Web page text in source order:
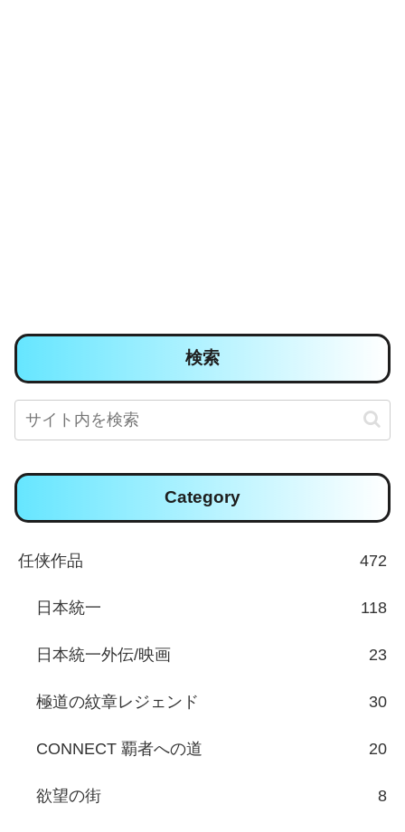
検索
Category
任侠作品 472
日本統一 118
日本統一外伝/映画 23
極道の紋章レジェンド 30
CONNECT 覇者への道 20
欲望の街 8